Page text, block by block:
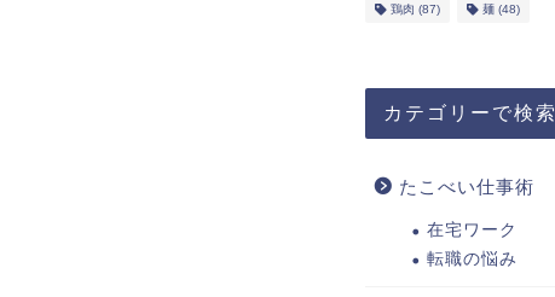
鶏肉 (87) 麺(48)
カテゴリーで検索
たこべい仕事術
在宅ワーク
転職の悩み